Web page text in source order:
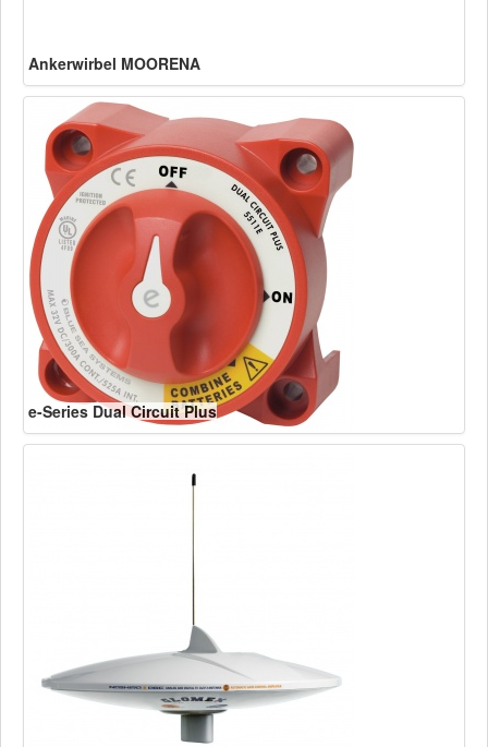
Ankerwirbel MOORENA
e-Series Dual Circuit Plus